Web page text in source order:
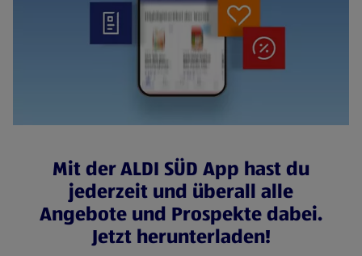
Mit der ALDI SÜD App hast du
jederzeit und überall alle
Angebote und Prospekte dabei.
Jetzt herunterladen!